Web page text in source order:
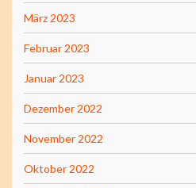
März 2023
Februar 2023
Januar 2023
Dezember 2022
November 2022
Oktober 2022